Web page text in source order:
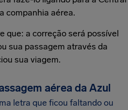
companhia aérea.
que: a correção será possível
sua passagem através da
sua viagem.
aérea da Azul
letra que ficou faltando ou